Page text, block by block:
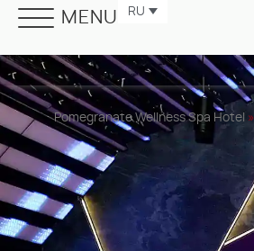
MENU RU
Pomegranate Wellness Spa Hotel »